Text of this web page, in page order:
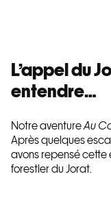
L’appel du
entendre…
Notre aventureAu
Après quelques
avons repensé
forestier du Jorat.